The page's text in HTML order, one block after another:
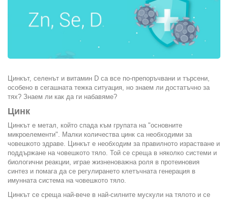
Цинкът, селенът и витамин D са все по-препоръчвани и търсени,
особено в сегашната тежка ситуация, но знаем ли достатъчно за
тях? Знаем ли как да ги набавяме?
Цинк
Цинкът е метал, който спада към групата на "основните
микроелементи". Малки количества цинк са необходими за
човешкото здраве. Цинкът е необходим за правилното израстване и
поддържане на човешкото тяло. Той се среща в няколко системи и
биологични реакции, играе жизненоважна роля в протеиновия
синтез и помага да се регулирането клетъчната генерация в
имунната система на човешкото тяло.
Цинкът се среща най-вече в най-силните мускули на тялото и се